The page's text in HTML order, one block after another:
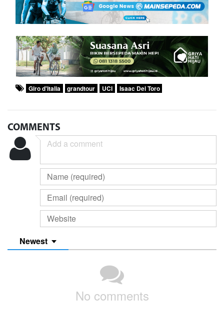
Giro d'Italia grandtour UCI Isaac Del Toro
COMMENTS
Newest
No comments